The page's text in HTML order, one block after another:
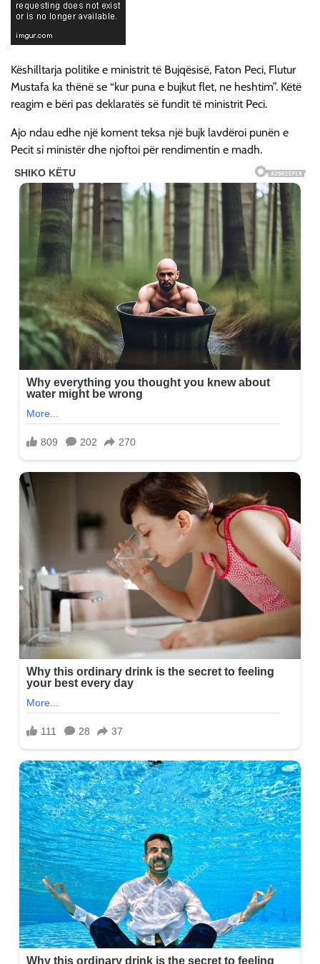
Këshilltarja politike e ministrit të Bujqësisë, Faton Peci, Flutur
Mustafa ka thënë se “kur puna e bujkut flet, ne heshtim”. Këtë
reagim e bëri pas deklaratës së fundit të ministrit Peci.
Ajo ndau edhe një koment teksa një bujk lavdëroi punën e
Pecit si ministër dhe njoftoi për rendimentin e madh.